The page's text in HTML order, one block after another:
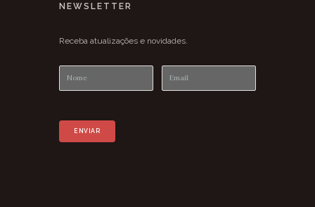
NEWSLETTER
Receba atualizações e novidades.